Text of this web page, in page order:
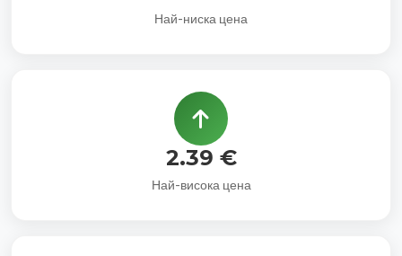
Най-ниска цена
2.39 €
Най-висока цена